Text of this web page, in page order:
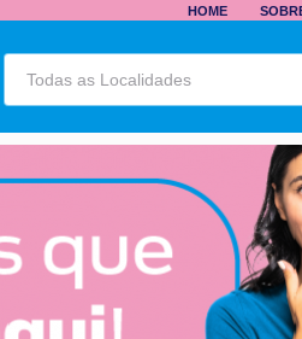
HOME